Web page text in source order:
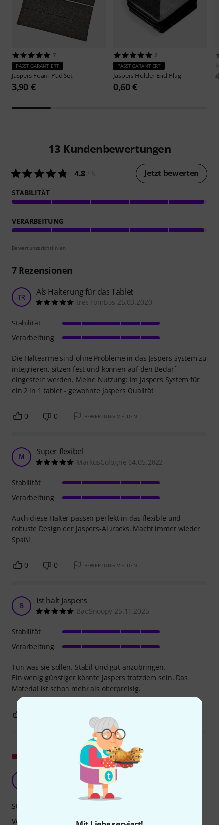
7
PASST GARANTIERT
Jaspers Foam Pad Set
3,90 €
2
PASST GARANTIERT
Jaspers Holder End Plug
0,60 €
13 Kundenbewertungen
4.8 Jetzt bewerten
STABILITÄT
VERARBEITUNG
Bewertungsrichtlinien
7Rezensionen
TR Als Halterung für das Tablet
tres rombos 25.03.2020
Die Haltearme sind ohne Probleme in das Jaspers System zu
integrieren, sitzen fest und können auf den Bedarf
eingestellt werden. Meine Nutzung: im Jaspers System für
ein 2 in 1 tablet - gewohnte Jaspers Qualität
Stabilität
Verarbeitung
0 0 BEWERTUNG MELDEN
M Super flexibel
MarkusCologne 04.05.2022
Auch diese Halter passen perfekt in das flexible und
robuste Design der Jaspers-Aluracks. Macht immer wieder
Spaß!
Stabilität
Verarbeitung
0 0 BEWERTUNG MELDEN
B Ist halt Jaspers
BadSnoopy 25.11.2025
Tun was sie sollen. Stabil und gut anzubringen.
Ein wenig günstiger könnte Jaspers trotzdem sein. Das
Material ist schon mehr als oberpreisig.
Stabilität
Verarbeitung
Original zeigen
Das beste Stativ und Zubehör
MFStudio 26.07.2020
Stabilität
Verarbeitung